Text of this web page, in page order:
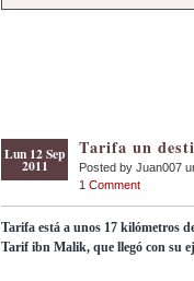
Lun 12 Sep
2011
Tarifa un
Posted by Juan007
1 Comment
Tarifa está a unos 17 kilómetros
Tarif ibn Malik, que llegó con su